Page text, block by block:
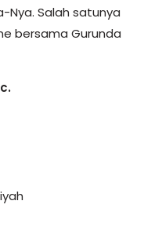
Salah satunya
bersama Gurunda